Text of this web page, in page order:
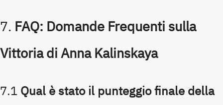
7. FAQ: Domande Frequenti sulla
Vittoria di Anna Kalinskaya
7.1Qual è stato il punteggio finale della